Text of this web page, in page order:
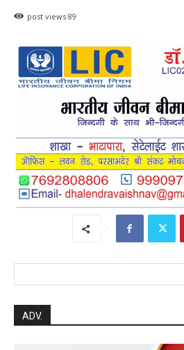
post views 89
ADV.